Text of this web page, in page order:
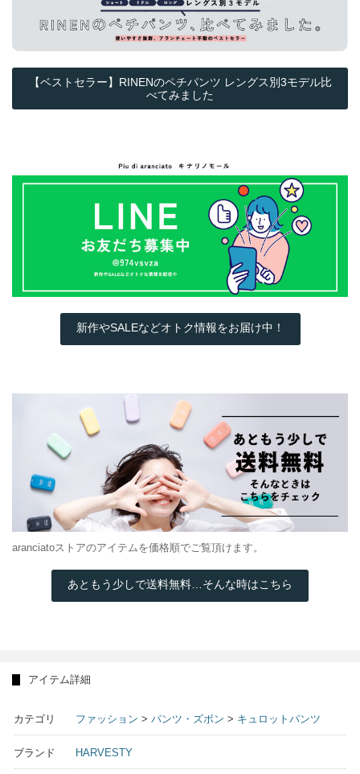
【ベストセラー】RINENのペチパンツ レングス別3モデル比
べてみました
新作やSALEなどオトク情報をお届け中！
aranciatoストアのアイテムを価格順でご覧頂けます。
あともう少しで送料無料…そんな時はこちら
アイテム詳細
カテゴリ ファッション > パンツ・ズボン > キュロットパンツ
ブランド HARVESTY